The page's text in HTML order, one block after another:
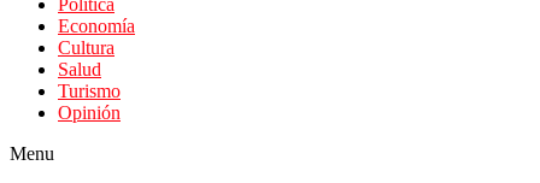
Política
Economía
Cultura
Salud
Turismo
Opinión
Menu